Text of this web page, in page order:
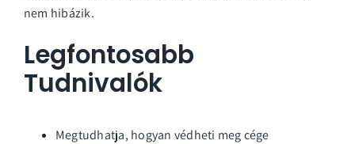
nem hibázik.
Legfontosabb
Tudnivalók
Megtudhatja, hogyan védheti meg cége